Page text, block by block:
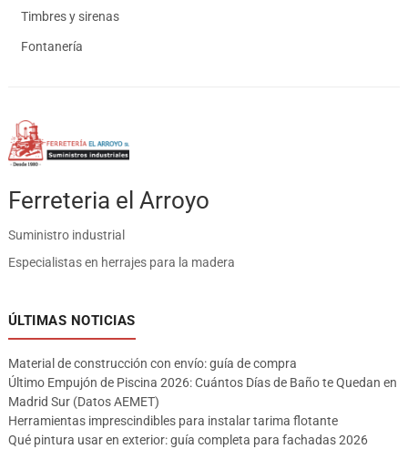
Timbres y sirenas
Fontanería
Ferreteria el Arroyo
Suministro industrial
Especialistas en herrajes para la madera
ÚLTIMAS NOTICIAS
Material de construcción con envío: guía de compra
Último Empujón de Piscina 2026: Cuántos Días de Baño te Quedan en
Madrid Sur (Datos AEMET)
Herramientas imprescindibles para instalar tarima flotante
Qué pintura usar en exterior: guía completa para fachadas 2026